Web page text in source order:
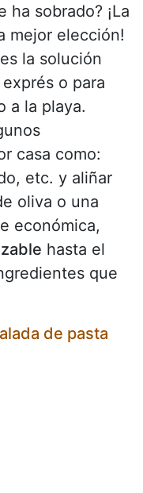
ha sobrado? ¡La
mejor elección!
la solución
o para
a la playa.
casa como:
etc. y aliñar
oliva o una
económica,
hasta el
que
de pasta